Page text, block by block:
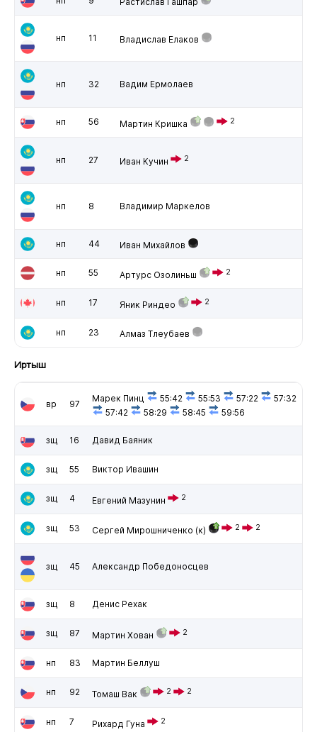
нп 11 Владислав Елаков
нп 32 Вадим Ермолаев
нп 56 Мартин Кришка 2
нп 27 Иван Кучин 2
нп 8 Владимир Маркелов
нп 44 Иван Михайлов
нп 55 Артурс Озолиньш 2
нп 17 Яник Риндео 2
нп 23 Алмаз Тлеубаев
Иртыш
вр 97
Марек Пинц 55:42 55:53 57:22
57:32
57:42
58:29 58:45 59:56
зщ 16 Давид Баяник
зщ 55 Виктор Ивашин
зщ 4 Евгений Мазунин 2
зщ 53 Сергей Мирошниченко (к) 2 2
зщ 45 Александр Победоносцев
зщ 8 Денис Рехак
зщ 87 Мартин Хован 2
нп 83 Мартин Беллуш
нп 92 Томаш Вак 2 2
нп 7 Рихард Гуна 2